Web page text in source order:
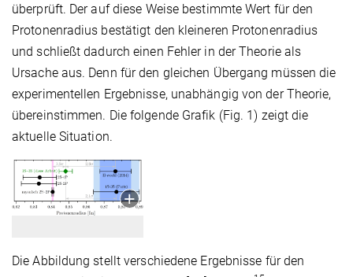
überprüft. Der auf diese Weise bestimmte Wert für den
Protonenradius bestätigt den kleineren Protonenradius
und schließt dadurch einen Fehler in der Theorie als
Ursache aus. Denn für den gleichen Übergang müssen die
experimentellen Ergebnisse, unabhängig von der Theorie,
übereinstimmen. Die folgende Grafik (Fig. 1) zeigt die
aktuelle Situation.
Die Abbildung stellt verschiedene Ergebnisse für den